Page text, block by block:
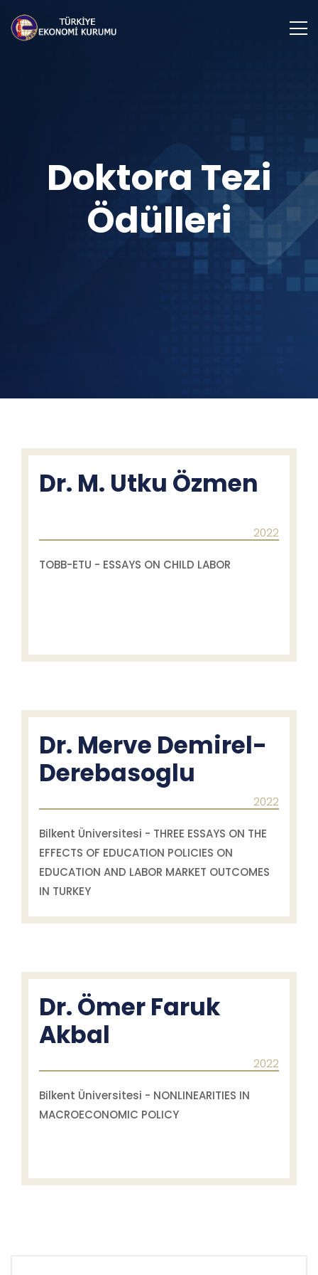
Doktora Tezi
Ödülleri
Dr. M. Utku Özmen
2022
TOBB-ETU - ESSAYS ON CHILD LABOR
Dr. Merve Demirel-
Derebasoglu
2022
Bilkent Üniversitesi - THREE ESSAYS ON THE
EFFECTS OF EDUCATION POLICIES ON
EDUCATION AND LABOR MARKET OUTCOMES
IN TURKEY
Dr. Ömer Faruk
Akbal
2022
Bilkent Üniversitesi - NONLINEARITIES IN
MACROECONOMIC POLICY